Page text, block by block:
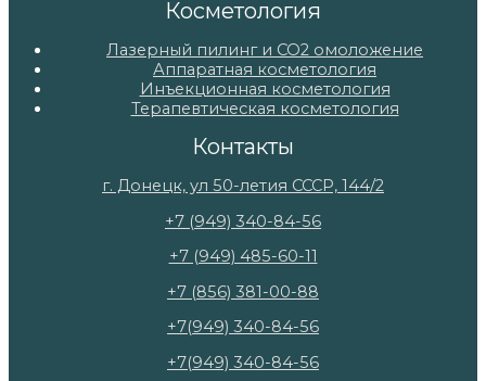
Косметология
Лазерный пилинг и СО2 омоложение
Аппаратная косметология
Инъекционная косметология
Терапевтическая косметология
Контакты
г. Донецк, ул 50-летия СССР, 144/2
+7 (949) 340-84-56
+7 (949) 485-60-11
+7 (856) 381-00-88
+7(949) 340-84-56
+7(949) 340-84-56